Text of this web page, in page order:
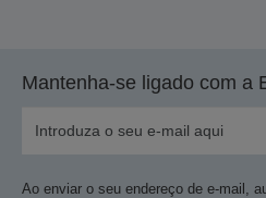
Mantenha-se ligado com a
Ao enviar o seu endereço de e-mail,